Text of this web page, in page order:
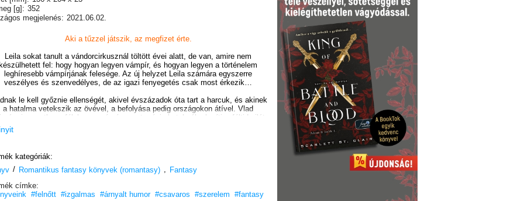
[g]: 352
megjelenés: 2021.06.02.
Aki a tűzzel játszik, az megfizet érte.
Leila sokat tanult a vándorcirkusznál töltött évei alatt, de van, amire nem
készülhetett fel: hogy hogyan legyen vámpír, és hogyan legyen a történelem
leghíresebb vámpírjának felesége. Az új helyzet Leila számára egyszerre
veszélyes és szenvedélyes, de az igazi fenyegetés csak most érkezik…
le kell győznie ellenségét, akivel évszázadok óta tart a harcuk, és akinek
a hatalma vetekszik az övével, a befolyása pedig országokon átível. Vlad
ismeretlen a félelem, az érzés most mégis hatalmába keríti… félti Leilát,
az ellenség pontosan tudja, hogy ő Vlad legnagyobb gyengéje. Barátok és
fognak össze ellene, és a túlzott féltésével bajba sodorja Leilát, így
éjszaka hercege -sorozat a tetőpontjához érkezett. Vlad és Leila külön utakon
egyedüliként elég hatalmas ahhoz, hogy bevégezze az éjszaka hercegének
uralkodását…
kategóriák:
/ Romantikus fantasy könyvek (romantasy) , Fantasy
címke:
#felnőtt #izgalmas #árnyalt humor #csavaros #szerelem #fantasy